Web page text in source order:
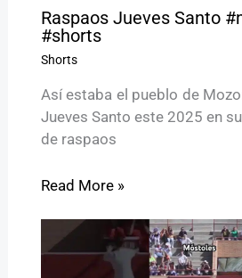
Raspaos Jueves Santo
#shorts
Shorts
Así estaba el pueblo de
Jueves Santo este 2025 en
de raspaos
Read More »